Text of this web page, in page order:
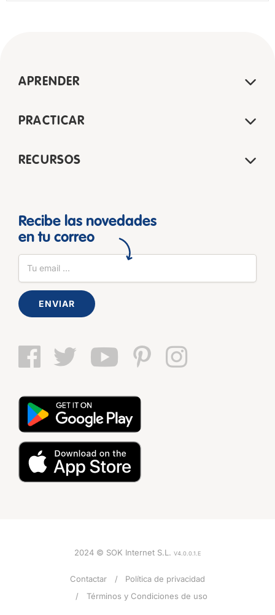
APRENDER
PRACTICAR
RECURSOS
Recibe las novedades
en tu correo
ENVIAR
2024 © SOK Internet S.L. V4.0.0.1.E
Contactar
Política de privacidad
Términos y Condiciones de uso